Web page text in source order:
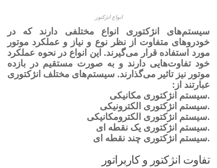
انواع انژکتور
سیستم‌های انژکتوری انواع مختلفی دارند که در
خودروهای متفاوت از نظر نوع و نیاز و عملکرد موتور
مورد استفاده قرار می‌گیرند. این انواع در نحوه عملکرد
خود تفاوت‌هایی دارند و به صورت مستقیم در بازده
موتور نیز تاثیر می‌گذارند. سیستم‌های مختلف انژکتوری
عبارتند از:
.سیستم انژکتوری مکانیکی
.سیستم انژکتوری الکترونیکی
.سیستم انژکتوری الکترومکانیکی
.سیستم انژکتوری یک نقطه ای
.سیستم انژکتوری چند نقطه ای
تفاوت انژکتور و کاربراتور